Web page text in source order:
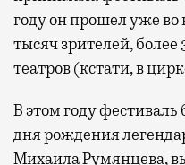
году он прошел уже во
тысяч зрителей, более
театров (кстати, в
В этом году
дня рождения
Михаила Румянцева,